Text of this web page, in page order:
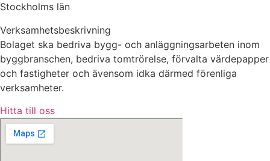
Stockholms län
Verksamhetsbeskrivning
Bolaget ska bedriva bygg- och anläggningsarbeten inom
byggbranschen, bedriva tomtrörelse, förvalta värdepapper
och fastigheter och ävensom idka därmed förenliga
verksamheter.
Hitta till oss